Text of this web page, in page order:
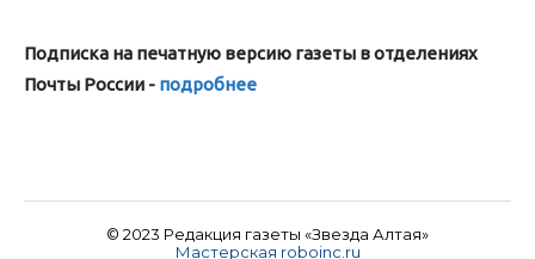
Подписка на печатную версию газеты в отделениях
Почты России - подробнее
© 2023 Редакция газеты «Звезда Алтая»
Мастерская roboinc.ru